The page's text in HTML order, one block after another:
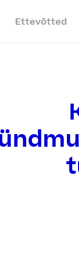
Ettevõtted